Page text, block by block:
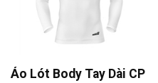
Áo Lót Body Tay Dài CP